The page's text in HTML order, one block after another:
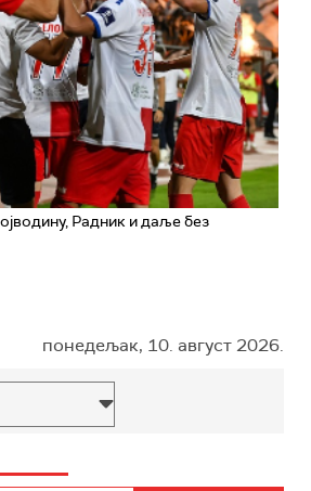
Радник и даље без
понедељак, 10. август 2026.